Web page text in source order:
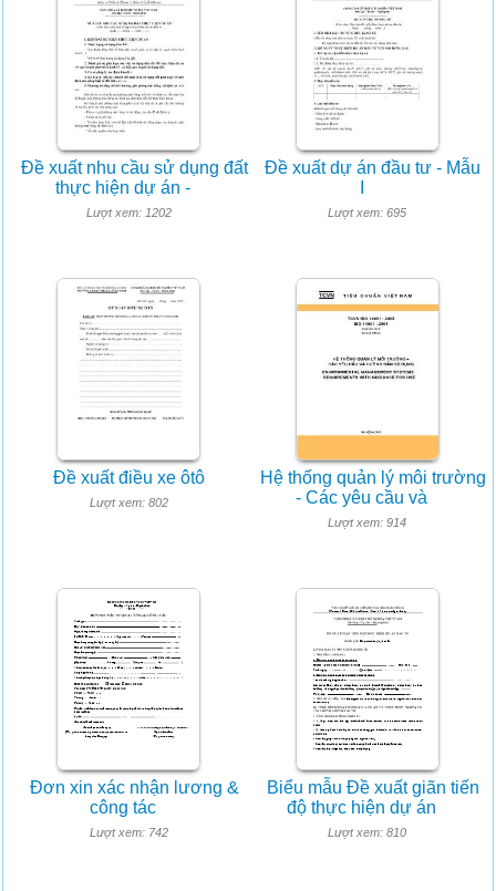
Đề xuất nhu cầu sử dụng đất
thực hiện dự án -
Lượt xem: 1202
Đề xuất dự án đầu tư - Mẫu
Lượt xem: 695
Đề xuất điều xe ôtô
Lượt xem: 802
Hệ thống quản lý môi trường
- Các yêu cầu và
Lượt xem: 914
Đơn xin xác nhận lương &
công tác
Lượt xem: 742
Biểu mẫu Đề xuất giãn tiến
độ thực hiện dự án
Lượt xem: 810